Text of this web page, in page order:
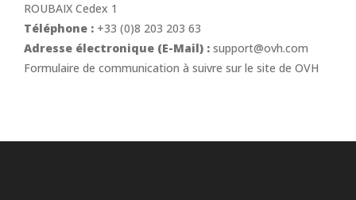
ROUBAIX Cedex 1
Téléphone : +33 (0)8 203 203 63
Adresse électronique (E-Mail) : support@ovh.com
Formulaire de communication à suivre sur le site de OVH